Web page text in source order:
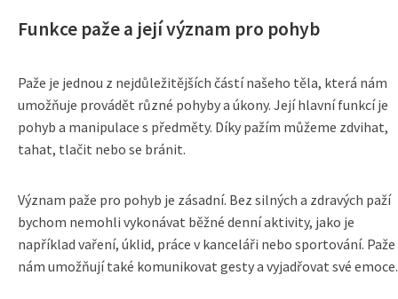
Funkce paže a její význam pro pohyb
Paže je jednou z nejdůležitějších částí našeho těla, která nám
umožňuje provádět různé pohyby a úkony. Její hlavní funkcí je
pohyb a manipulace s předměty. Díky pažím můžeme zdvihat,
tahat, tlačit nebo se bránit.
Význam paže pro pohyb je zásadní. Bez silných a zdravých paží
bychom nemohli vykonávat běžné denní aktivity, jako je
například vaření, úklid, práce v kanceláři nebo sportování. Paže
nám umožňují také komunikovat gesty a vyjadřovat své emoce.